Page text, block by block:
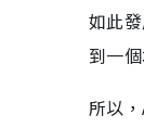
如此
到一
所以